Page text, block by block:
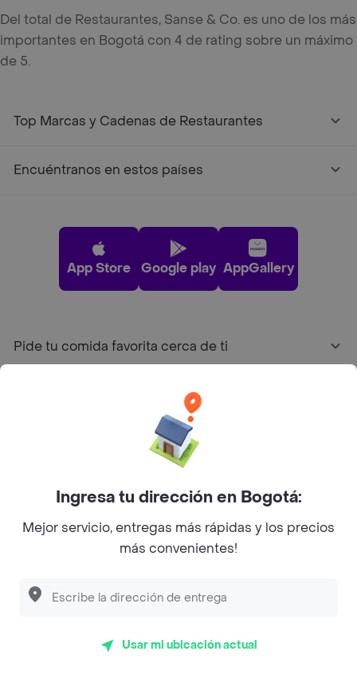
Del total de Restaurantes, Sanse & Co. es uno de los más
importantes en Bogotá con 4 de rating sobre un máximo
de 5.
Top Marcas y Cadenas de Restaurantes
Encuéntranos en estos países
App Store Google play AppGallery
Pide tu comida favorita cerca de ti
Sobre Rappi
Facebook
TwitterInstagram
Ingresa tu dirección en Bogotá:
Mejor servicio, entregas más rápidas y los precios
más convenientes!
Usar mi ubicación actual